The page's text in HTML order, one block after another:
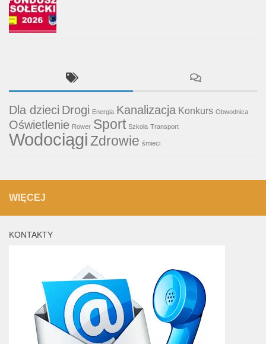
Dla dzieci Drogi Energia Kanalizacja Konkurs Obwodnica
Oświetlenie Rower Sport Szkoła Transport
WodociągiZdrowie śmieci
WIĘCEJ
KONTAKTY